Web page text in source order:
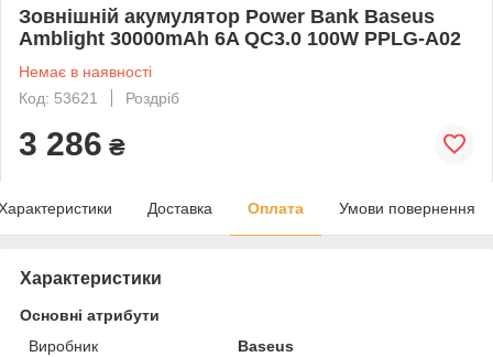
Зовнішній акумулятор Power Bank Baseus
Amblight 30000mAh 6A QC3.0 100W PPLG-A02
Немає в наявності
Код: 53621
Роздріб
3 286 ₴
Доставка Оплата Умови повернення
Характеристики
Основні атрибути
Виробник
Baseus